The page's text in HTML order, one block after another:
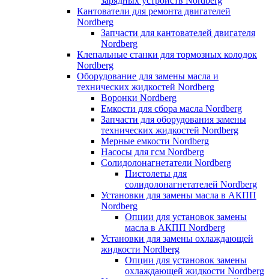
Кантователи для ремонта двигателей
Nordberg
Запчасти для кантователей двигателя
Nordberg
Клепальные станки для тормозных колодок
Nordberg
Оборудование для замены масла и
технических жидкостей Nordberg
Воронки Nordberg
Емкости для сбора масла Nordberg
Запчасти для оборудования замены
технических жидкостей Nordberg
Мерные емкости Nordberg
Насосы для гсм Nordberg
Солидолонагнетатели Nordberg
Пистолеты для
солидолонагнетателей Nordberg
Установки для замены масла в АКПП
Nordberg
Опции для установок замены
масла в АКПП Nordberg
Установки для замены охлаждающей
жидкости Nordberg
Опции для установок замены
охлаждающей жидкости Nordberg